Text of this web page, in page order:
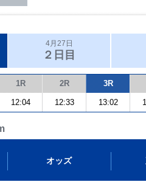
4月27日
２日目
1R 2R 3R
12:04 12:33 13:02
オッズ